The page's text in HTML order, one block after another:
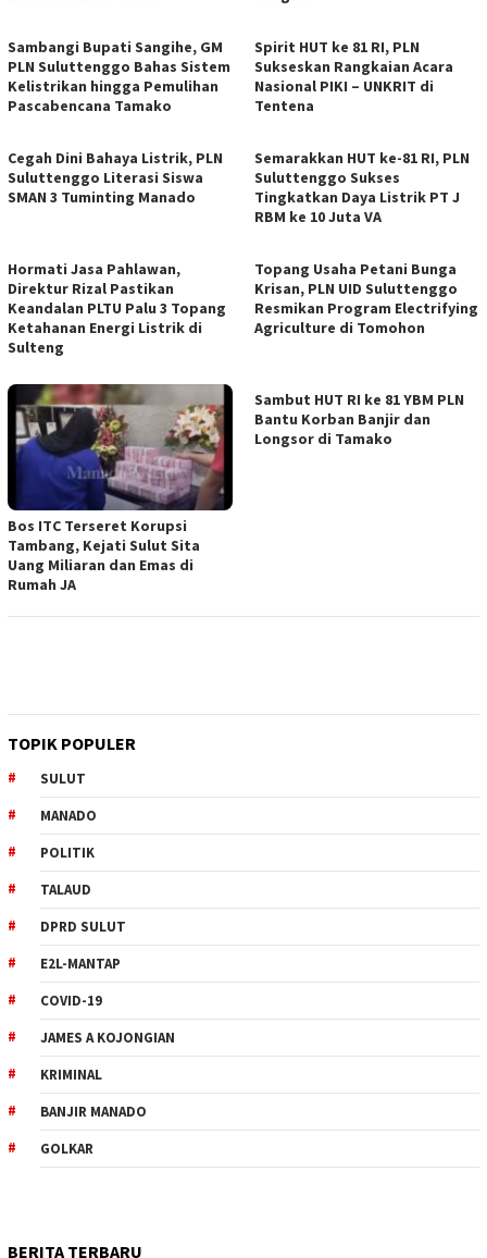
Sambangi Bupati Sangihe, GM
PLN Suluttenggo Bahas Sistem
Kelistrikan hingga Pemulihan
Pascabencana Tamako
Spirit HUT ke 81 RI, PLN
Sukseskan Rangkaian Acara
Nasional PIKI – UNKRIT di
Tentena
Cegah Dini Bahaya Listrik, PLN
Suluttenggo Literasi Siswa
SMAN 3 Tuminting Manado
Semarakkan HUT ke-81 RI, PLN
Suluttenggo Sukses
Tingkatkan Daya Listrik PT J
RBM ke 10 Juta VA
Hormati Jasa Pahlawan,
Direktur Rizal Pastikan
Keandalan PLTU Palu 3 Topang
Ketahanan Energi Listrik di
Sulteng
Topang Usaha Petani Bunga
Krisan, PLN UID Suluttenggo
Resmikan Program Electrifying
Agriculture di Tomohon
Bos ITC Terseret Korupsi
Tambang, Kejati Sulut Sita
Uang Miliaran dan Emas di
Rumah JA
Sambut HUT RI ke 81 YBM PLN
Bantu Korban Banjir dan
Longsor di Tamako
TOPIK POPULER
SULUT
MANADO
POLITIK
TALAUD
DPRD SULUT
E2L-MANTAP
COVID-19
JAMES A KOJONGIAN
KRIMINAL
BANJIR MANADO
GOLKAR
BERITA TERBARU